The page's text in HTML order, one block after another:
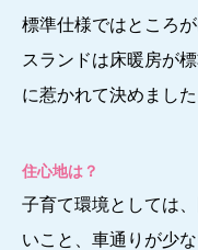
標準仕様ではところ
スランドは床暖房が
に惹かれて決めました
住心地は？
子育て環境としては
いこと、車通りが少